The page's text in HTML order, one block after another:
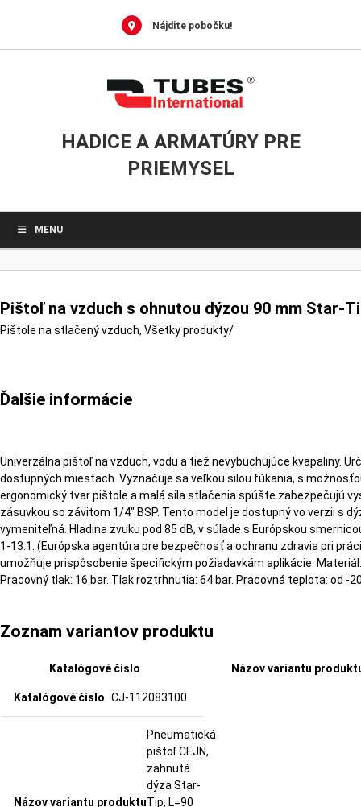
Nájdite pobočku!
HADICE A ARMATÚRY PRE
PRIEMYSEL
MENU
Pištoľ na vzduch s ohnutou dýzou 90 mm Star-
Pištole na stlačený vzduch, Všetky produkty/
Ďalšie informácie
Univerzálna pištoľ na vzduch, vodu a tiež nevybuchujúce kvapaliny.
dostupných miestach. Vyznačuje sa veľkou silou fúkania, s
ergonomický tvar pištole a malá sila stlačenia spúšte zabezpečujú
zásuvkou so závitom 1/4″ BSP. Tento model je dostupný vo verzii s
vymeniteľná. Hladina zvuku pod 85 dB, v súlade s Európskou
1-13.1. (Európska agentúra pre bezpečnosť a ochranu zdravia pri
umožňuje prispôsobenie špecifickým požiadavkám aplikácie.
Pracovný tlak: 16 bar. Tlak roztrhnutia: 64 bar. Pracovná teplota: od -
Zoznam variantov produktu
Katalógové číslo Názov variantu
CJ-112083100
Pneumatická
pištoľ CEJN,
zahnutá
dýza Star-
Tip, L=90